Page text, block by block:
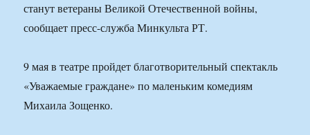
станут ветераны Великой Отечественной войны,
сообщает пресс-служба Минкульта РТ.
9 мая в театре пройдет благотворительный спектакль
«Уважаемые граждане» по маленьким комедиям
Михаила Зощенко.